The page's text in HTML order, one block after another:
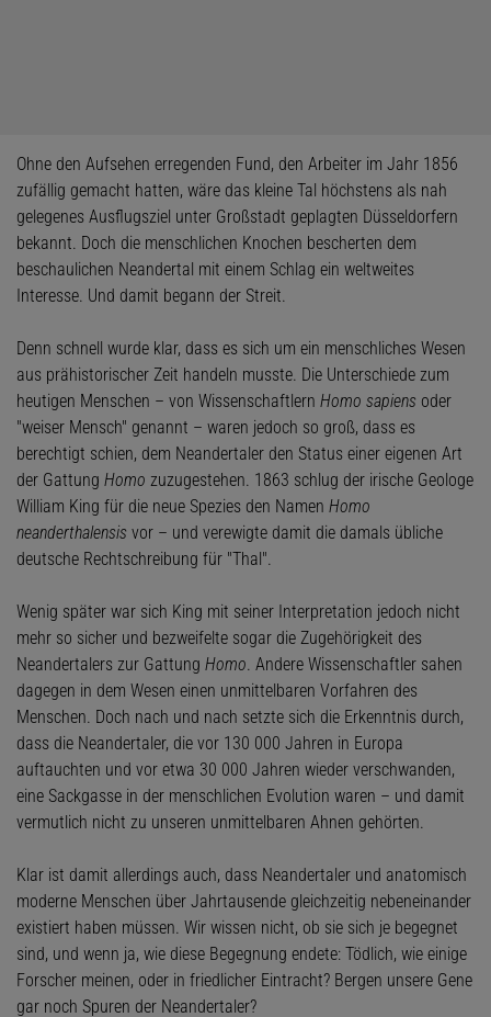
Ohne den Aufsehen erregenden Fund, den Arbeiter im Jahr 1856
zufällig gemacht hatten, wäre das kleine Tal höchstens als nah
gelegenes Ausflugsziel unter Großstadt geplagten Düsseldorfern
bekannt. Doch die menschlichen Knochen bescherten dem
beschaulichen Neandertal mit einem Schlag ein weltweites
Interesse. Und damit begann der Streit.
Denn schnell wurde klar, dass es sich um ein menschliches Wesen
aus prähistorischer Zeit handeln musste. Die Unterschiede zum
heutigen Menschen – von Wissenschaftlern Homo sapiens oder
"weiser Mensch" genannt – waren jedoch so groß, dass es
berechtigt schien, dem Neandertaler den Status einer eigenen Art
der Gattung Homo zuzugestehen. 1863 schlug der irische Geologe
William King für die neue Spezies den Namen Homo
neanderthalensis vor – und verewigte damit die damals übliche
deutsche Rechtschreibung für "Thal".
Wenig später war sich King mit seiner Interpretation jedoch nicht
mehr so sicher und bezweifelte sogar die Zugehörigkeit des
Neandertalers zur Gattung Homo. Andere Wissenschaftler sahen
dagegen in dem Wesen einen unmittelbaren Vorfahren des
Menschen. Doch nach und nach setzte sich die Erkenntnis durch,
dass die Neandertaler, die vor 130 000 Jahren in Europa
auftauchten und vor etwa 30 000 Jahren wieder verschwanden,
eine Sackgasse in der menschlichen Evolution waren – und damit
vermutlich nicht zu unseren unmittelbaren Ahnen gehörten.
Klar ist damit allerdings auch, dass Neandertaler und anatomisch
moderne Menschen über Jahrtausende gleichzeitig nebeneinander
existiert haben müssen. Wir wissen nicht, ob sie sich je begegnet
sind, und wenn ja, wie diese Begegnung endete: Tödlich, wie einige
Forscher meinen, oder in friedlicher Eintracht? Bergen unsere Gene
gar noch Spuren der Neandertaler?